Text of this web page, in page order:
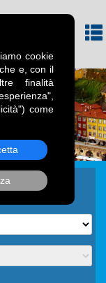
cookie
e, con il
finalità
come